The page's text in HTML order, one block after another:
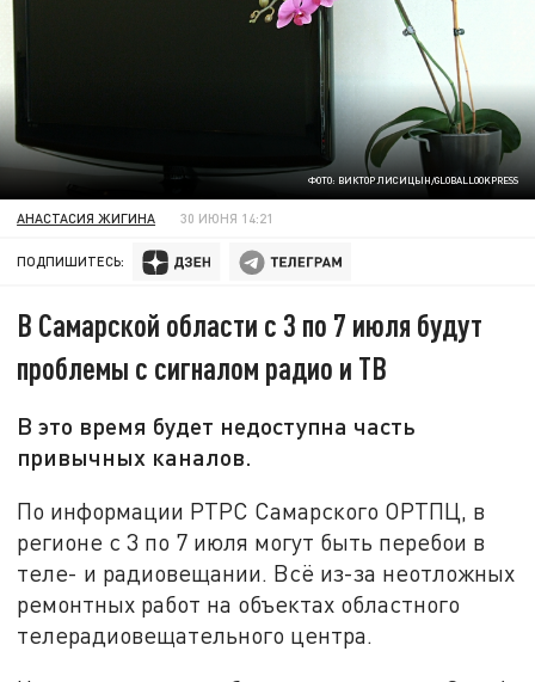
ФОТО: ВИКТОР ЛИСИЦЫН/GLOBALLOOKPRESS
АНАСТАСИЯ ЖИГИНА 30 ИЮНЯ 14:21
ПОДПИШИТЕСЬ:
В Самарской области с 3 по 7 июля будут
проблемы с сигналом радио и ТВ
В это время будет недоступна часть
привычных каналов.
По информации РТРС Самарского ОРТПЦ, в
регионе с 3 по 7 июля могут быть перебои в
теле- и радиовещании. Всё из-за неотложных
ремонтных работ на объектах областного
телерадиовещательного центра.